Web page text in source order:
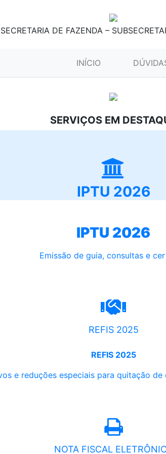
SECRETARIA DE FAZENDA –
INÍCIO (CURRENT)
SERVIÇOS EM
IPTU 2026
IPTU 2026
Emissão de guia, consultas e
REFIS 2025
REFIS 2025
e reduções especiais para quitação
NOTA FISCAL